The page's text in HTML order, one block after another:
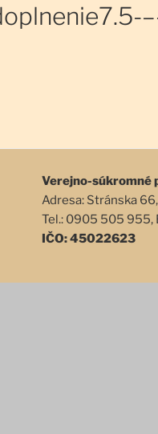
Verejno-súkromné
Adresa: Stránska
Tel.: 0905 505 955,
IČO: 45022623